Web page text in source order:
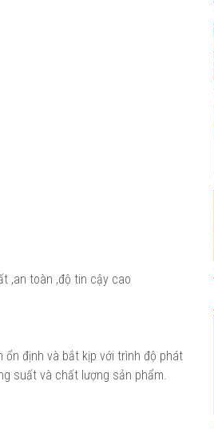
,an toàn ,độ tin cậy cao
ổn định và bắt kịp với trình độ phát
suất và chất lượng sản phẩm.